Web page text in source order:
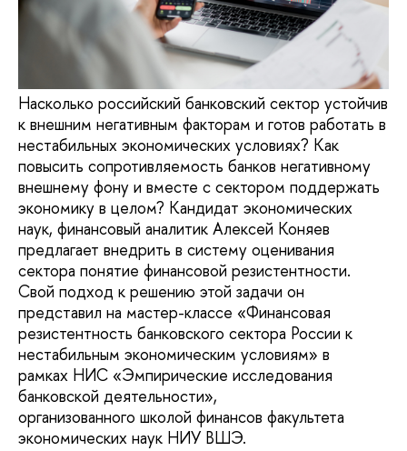
Насколько российский банковский сектор устойчив
к внешним негативным факторам и готов работать в
нестабильных экономических условиях? Как
повысить сопротивляемость банков негативному
внешнему фону и вместе с сектором поддержать
экономику в целом? Кандидат экономических
наук, финансовый аналитик Алексей Коняев
предлагает внедрить в систему оценивания
сектора понятие финансовой резистентности.
Свой подход к решению этой задачи он
представил на мастер-классе «Финансовая
резистентность банковского сектора России к
нестабильным экономическим условиям» в
рамках НИС «Эмпирические исследования
банковской деятельности»,
организованного школой финансов факультета
экономических наук НИУ ВШЭ.